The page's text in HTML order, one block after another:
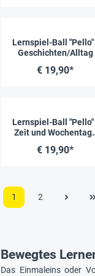
Lernspiel-Ball "Pello"
Geschichten/Alltag
€ 19,90*
Lernspiel-Ball "Pello"
Zeit und
€ 19,90*
1 2
Bewegtes
Das Einmaleins oder